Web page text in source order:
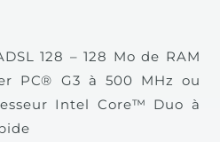
128 – 128 Mo de RAM
PC® G3 à 500 MHz ou
Intel Core™ Duo à